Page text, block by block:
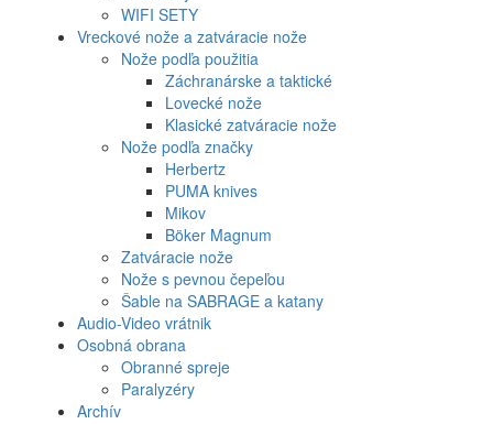
WIFI SETY
Vreckové nože a zatváracie nože
Nože podľa použitia
Záchranárske a taktické
Lovecké nože
Klasické zatváracie nože
Nože podľa značky
Herbertz
PUMA knives
Mikov
Böker Magnum
Zatváracie nože
Nože s pevnou čepeľou
Šable na SABRAGE a katany
Audio-Video vrátnik
Osobná obrana
Obranné spreje
Paralyzéry
Archív